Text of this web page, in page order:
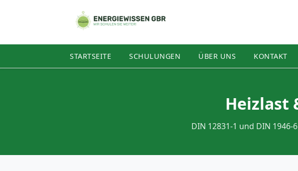
STARTSEITE SCHULUNGEN ÜBER UNS KONTAKT
Heizlast
DIN 12831-1 und DIN